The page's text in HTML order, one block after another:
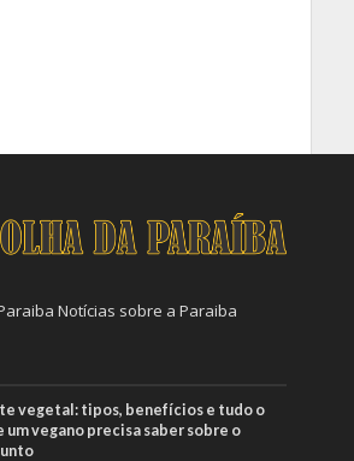
Notícias sobre a Paraiba
vegetal: tipos, benefícios e tudo o
um vegano precisa saber sobre o